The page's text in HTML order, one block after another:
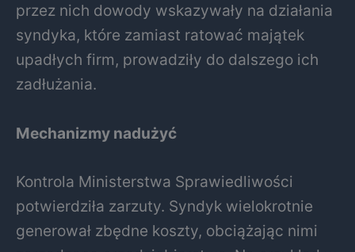
przez nich dowody wskazywały na działania
syndyka, które zamiast ratować majątek
upadłych firm, prowadziły do dalszego ich
zadłużania.
Mechanizmy nadużyć
Kontrola Ministerstwa Sprawiedliwości
potwierdziła zarzuty. Syndyk wielokrotnie
generował zbędne koszty, obciążając nimi